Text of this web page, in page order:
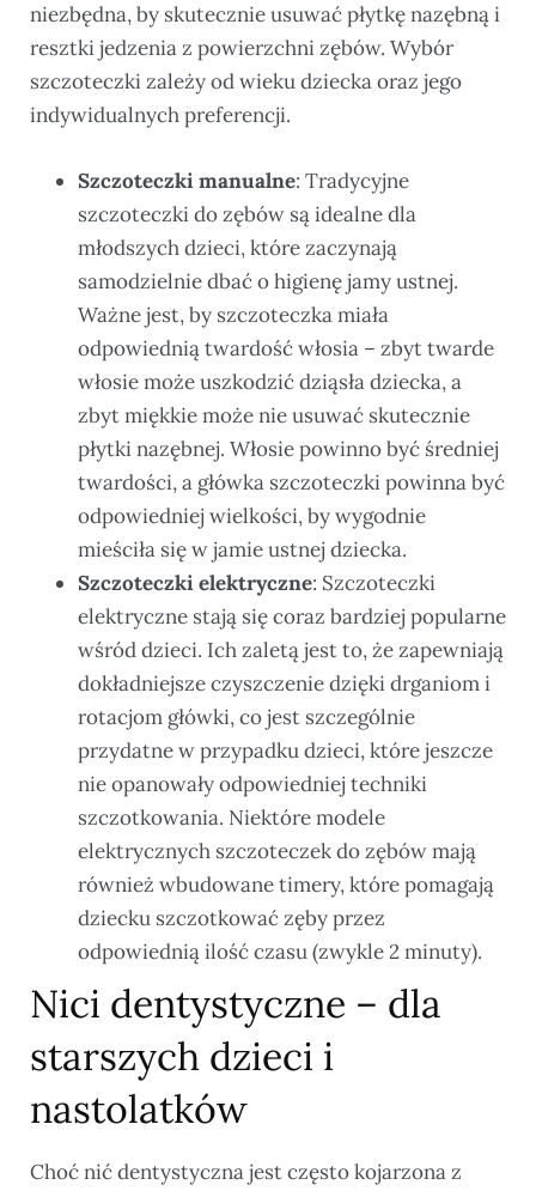
niezbędna, by skutecznie usuwać płytkę nazębną i
resztki jedzenia z powierzchni zębów. Wybór
szczoteczki zależy od wieku dziecka oraz jego
indywidualnych preferencji.
Szczoteczki manualne: Tradycyjne
szczoteczki do zębów są idealne dla
młodszych dzieci, które zaczynają
samodzielnie dbać o higienę jamy ustnej.
Ważne jest, by szczoteczka miała
odpowiednią twardość włosia – zbyt twarde
włosie może uszkodzić dziąsła dziecka, a
zbyt miękkie może nie usuwać skutecznie
płytki nazębnej. Włosie powinno być średniej
twardości, a główka szczoteczki powinna być
odpowiedniej wielkości, by wygodnie
mieściła się w jamie ustnej dziecka.
Szczoteczki elektryczne: Szczoteczki
elektryczne stają się coraz bardziej popularne
wśród dzieci. Ich zaletą jest to, że zapewniają
dokładniejsze czyszczenie dzięki drganiom i
rotacjom główki, co jest szczególnie
przydatne w przypadku dzieci, które jeszcze
nie opanowały odpowiedniej techniki
szczotkowania. Niektóre modele
elektrycznych szczoteczek do zębów mają
również wbudowane timery, które pomagają
dziecku szczotkować zęby przez
odpowiednią ilość czasu (zwykle 2 minuty).
Nici dentystyczne – dla
starszych dzieci i
nastolatków
Choć nić dentystyczna jest często kojarzona z